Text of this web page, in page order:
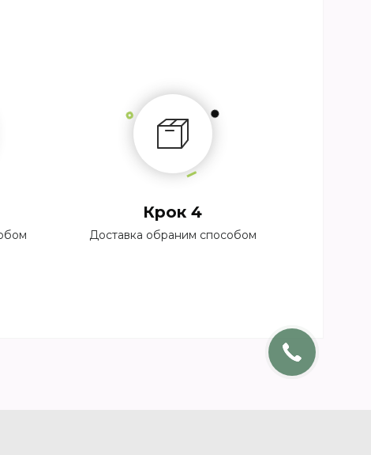
Крок 4
Доставка обраним способом